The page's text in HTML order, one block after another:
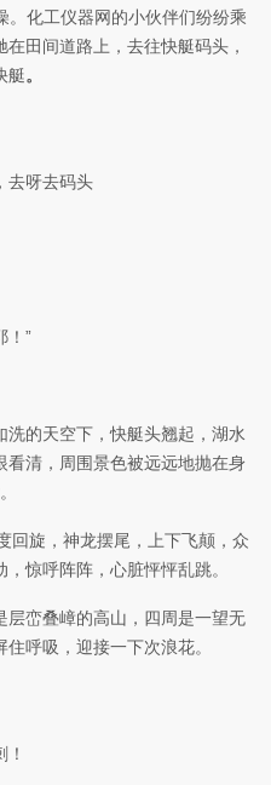
。化工仪器网的小伙伴们纷纷乘
田间道路上，去往快艇码头，
艇。
去呀去码头
！”
的天空下，快艇头翘起，湖水
清，周围景色被远远地抛在身
回旋，神龙摆尾，上下飞颠，众
惊呼阵阵，心脏怦怦乱跳。
峦叠嶂的高山，四周是一望无
呼吸，迎接一下次浪花。
！